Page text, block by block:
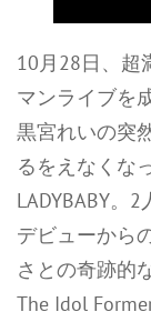
10月28日、超
マンライブを
黒宮れいの突
るをえなくな
LADYBABY。
デビューから
さとの奇跡的
The Idol